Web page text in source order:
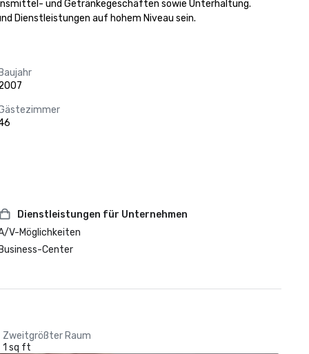
und Getränkegeschäften sowie Unterhaltung.
Dienstleistungen auf hohem Niveau sein.
Dienstleistungen für Unternehmen
V-Möglichkeiten
Center
Zweitgrößter Raum
1 sq ft